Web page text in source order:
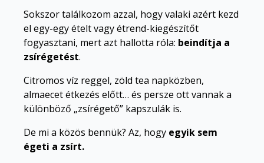
Sokszor találkozom azzal, hogy valaki azért kezd
el egy-egy ételt vagy étrend-kiegészítőt
fogyasztani, mert azt hallotta róla: beindítja a
zsírégetést.
Citromos víz reggel, zöld tea napközben,
almaecet étkezés előtt… és persze ott vannak a
különböző „zsírégető” kapszulák is.
De mi a közös bennük? Az, hogy egyik sem
égeti a zsírt.